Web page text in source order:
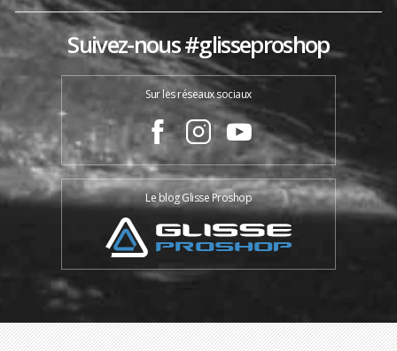
Suivez-nous #glisseproshop
Sur les réseaux sociaux
Le blog Glisse Proshop